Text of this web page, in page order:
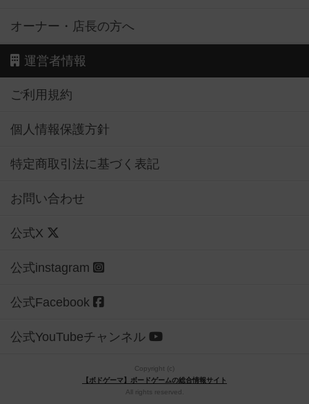
オーナー・店長の方へ
運営者情報
ご利用規約
個人情報保護方針
特定商取引法に基づく表記
お問い合わせ
公式X
公式instagram
公式Facebook
公式YouTubeチャンネル
Copyright (c)
【ボドゲーマ】ボードゲームの総合情報サイト
All rights reserved.